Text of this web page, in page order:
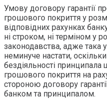
Умову договору гарантії
грошового покриття у
відповідних рахунках
ні строком, ні терміном у
законодавства, адже така
неминуче настати,
бездіяльності
грошового покриття на
стороною договору
банком та принципалом.